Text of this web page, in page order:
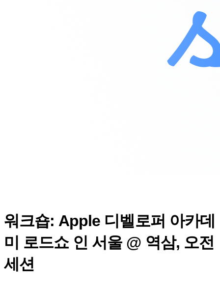
워크숍: Apple 디벨로퍼 아카데
미 로드쇼 인 서울 @ 역삼, 오전
세션